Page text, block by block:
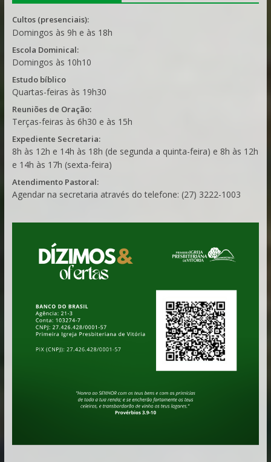
Cultos (presenciais):
Domingos às 9h e às 18h
Escola Dominical:
Domingos às 10h10
Estudo bíblico
Quartas-feiras às 19h30
Reuniões de Oração:
Terças-feiras às 6h30 e às 15h
Expediente Secretaria:
8h às 12h e 14h às 18h (de segunda a quinta-feira) e 8h às 12h
e 14h às 17h (sexta-feira)
Atendimento Pastoral:
Agendar na secretaria através do telefone: (27) 3222-1003